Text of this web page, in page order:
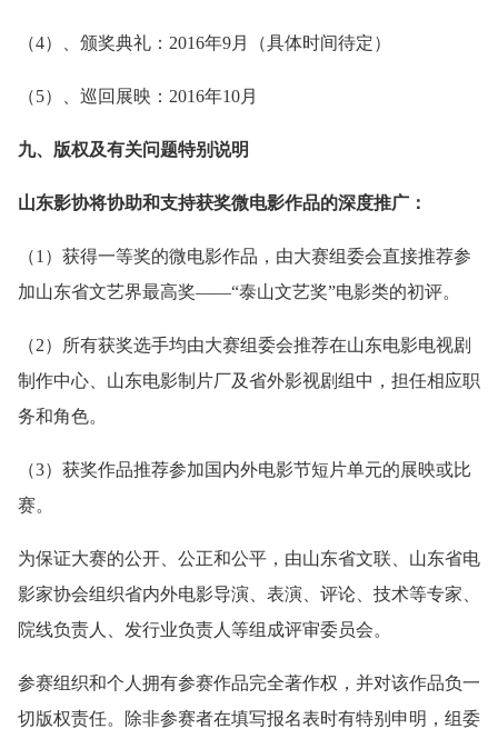
（4）、颁奖典礼：2016年9月（具体时间待定）
（5）、巡回展映：2016年10月
九、版权及有关问题特别说明
山东影协将协助和支持获奖微电影作品的深度推广：
（1）获得一等奖的微电影作品，由大赛组委会直接推荐参
加山东省文艺界最高奖——“泰山文艺奖”电影类的初评。
（2）所有获奖选手均由大赛组委会推荐在山东电影电视剧
制作中心、山东电影制片厂及省外影视剧组中，担任相应职
务和角色。
（3）获奖作品推荐参加国内外电影节短片单元的展映或比
赛。
为保证大赛的公开、公正和公平，由山东省文联、山东省电
影家协会组织省内外电影导演、表演、评论、技术等专家、
院线负责人、发行业负责人等组成评审委员会。
参赛组织和个人拥有参赛作品完全著作权，并对该作品负一
切版权责任。除非参赛者在填写报名表时有特别申明，组委